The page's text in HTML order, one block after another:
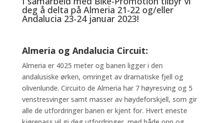
deg å delta på Almeria 21-22 og/eller
Andalucia 23-24 januar 2023!
Almeria og Andalucia Circuit:
Almeria er 4025 meter og banen ligger i den
andalusiske ørken, omringet av dramatiske fjell og
olivenlunde. Circuito de Almeria har 7 høyresving og 5
venstresvinger samt masser av høydeforskjell, som gir
alle de utfordringer banen er kjent for. Hvert eneste